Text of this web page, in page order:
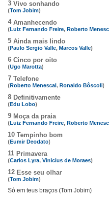
3 Vivo sonhando
(Tom Jobim)
4 Amanhecendo
(Luiz Fernando Freire, Roberto
5 Ainda mais lindo
(Paulo Sergio Valle, Marcos Valle)
6 Cinco por oito
(Ugo Marotta)
7 Telefone
(Roberto Menescal, Ronaldo Bôscoli)
8 Definitivamente
(Edu Lobo)
9 Moça da praia
(Luiz Fernando Freire, Roberto
10 Tempinho bom
(Eumir Deodato)
11 Primavera
(Carlos Lyra, Vinicius de Moraes)
12 Esse seu olhar
(Tom Jobim)
Só em teus braços (Tom Jobim)